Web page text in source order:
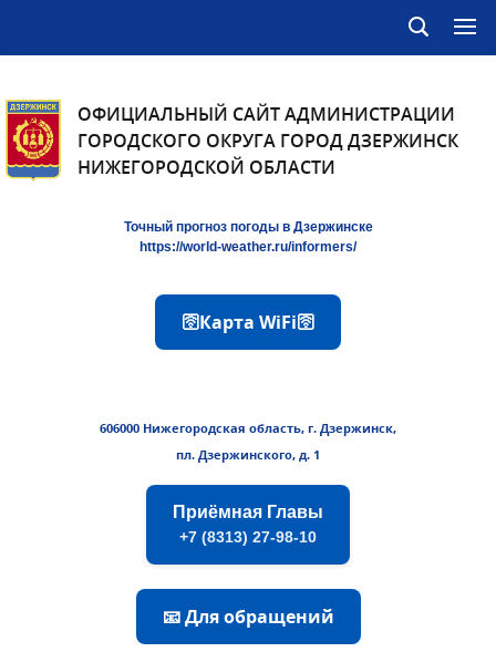
ОФИЦИАЛЬНЫЙ САЙТ АДМИНИСТРАЦИИ
ГОРОДСКОГО ОКРУГА ГОРОД ДЗЕРЖИНСК
НИЖЕГОРОДСКОЙ ОБЛАСТИ
Точный прогноз погоды в Дзержинске
https://world-weather.ru/informers/
🛜Карта WiFi🛜
606000 Нижегородская область, г. Дзержинск,
пл. Дзержинского, д. 1
Приёмная Главы
+7 (8313) 27-98-10
📧 Для обращений